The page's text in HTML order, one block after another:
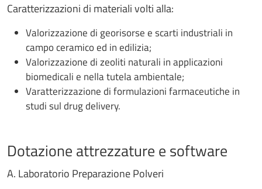
Caratterizzazioni di materiali volti alla:
Valorizzazione di georisorse e scarti industriali in
campo ceramico ed in edilizia;
Valorizzazione di zeoliti naturali in applicazioni
biomedicali e nella tutela ambientale;
Varatterizzazione di formulazioni farmaceutiche in
studi sul drug delivery.
Dotazione attrezzature e software
A. Laboratorio Preparazione Polveri